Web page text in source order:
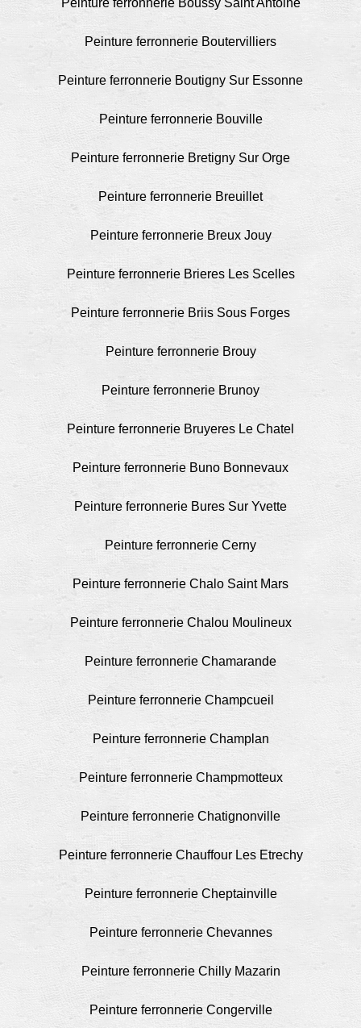
Peinture ferronnerie Boutervilliers
Peinture ferronnerie Boutigny Sur Essonne
Peinture ferronnerie Bouville
Peinture ferronnerie Bretigny Sur Orge
Peinture ferronnerie Breuillet
Peinture ferronnerie Breux Jouy
Peinture ferronnerie Brieres Les Scelles
Peinture ferronnerie Briis Sous Forges
Peinture ferronnerie Brouy
Peinture ferronnerie Brunoy
Peinture ferronnerie Bruyeres Le Chatel
Peinture ferronnerie Buno Bonnevaux
Peinture ferronnerie Bures Sur Yvette
Peinture ferronnerie Cerny
Peinture ferronnerie Chalo Saint Mars
Peinture ferronnerie Chalou Moulineux
Peinture ferronnerie Chamarande
Peinture ferronnerie Champcueil
Peinture ferronnerie Champlan
Peinture ferronnerie Champmotteux
Peinture ferronnerie Chatignonville
Peinture ferronnerie Chauffour Les Etrechy
Peinture ferronnerie Cheptainville
Peinture ferronnerie Chevannes
Peinture ferronnerie Chilly Mazarin
Peinture ferronnerie Congerville